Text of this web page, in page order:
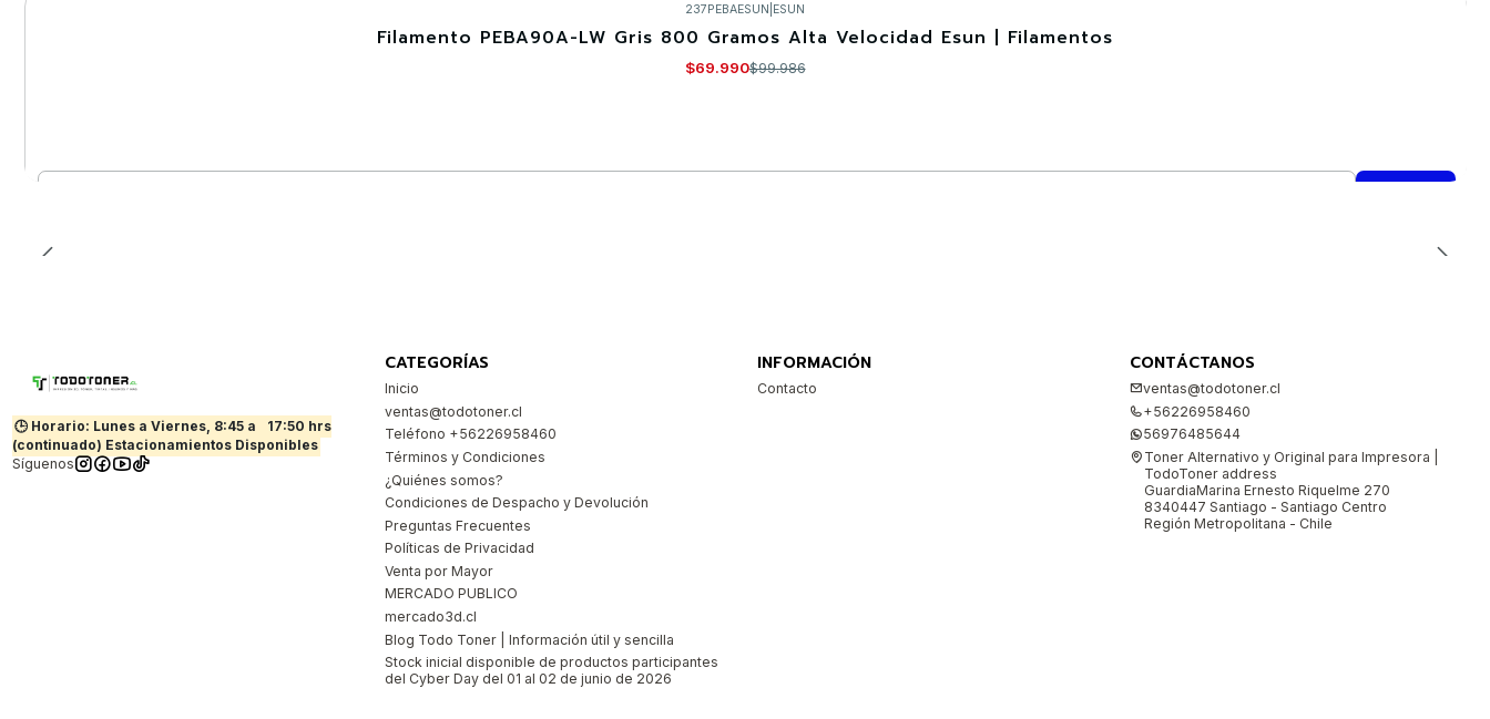
237PEBAESUN ESUN
Filamento PEBA90A-LW Gris 800 Gramos Alta Velocidad Esun | Filamentos
$69.990$99.986
🕒 Horario: Lunes a Viernes, 8:45 a
17:50 hrs
(continuado) Estacionamientos Disponibles
Síguenos
CATEGORÍAS
Inicio
ventas@todotoner.cl
Teléfono +56226958460
Términos y Condiciones
¿Quiénes somos?
Condiciones de Despacho y Devolución
Preguntas Frecuentes
Políticas de Privacidad
Venta por Mayor
MERCADO PUBLICO
mercado3d.cl
Blog Todo Toner | Información útil y sencilla
Stock inicial disponible de productos participantes
del Cyber Day del 01 al 02 de junio de 2026
INFORMACIÓN
Contacto
CONTÁCTANOS
ventas@todotoner.cl
+56226958460
56976485644
Toner Alternativo y Original para Impresora |
TodoToner address
GuardiaMarina Ernesto Riquelme 270
8340447 Santiago - Santiago Centro
Región Metropolitana - Chile